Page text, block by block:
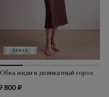
Юбка миди в деликатный горох
800